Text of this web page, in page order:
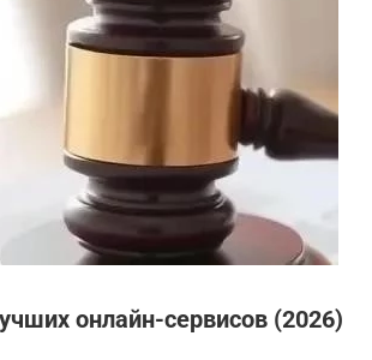
онлайн-сервисов (2026)